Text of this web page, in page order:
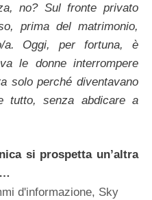
no? Sul fronte privato
prima del matrimonio,
a. Oggi, per fortuna, è
le donne interrompere
solo perché diventavano
tutto, senza abdicare a
si prospetta un’altra
d'informazione, Sky